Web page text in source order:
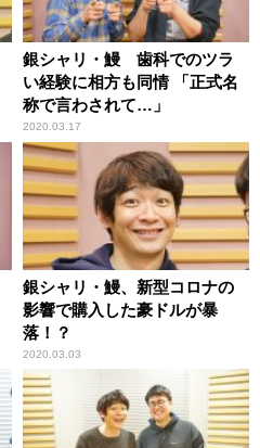
銀シャリ・鰻 歯科でのツラ
い経験に相方も同情 「正式名
称で言わされて…」
2020.03.17
銀シャリ・鰻、新型コロナの
影響で購入した豪ドルが暴
落！？
2020.03.03